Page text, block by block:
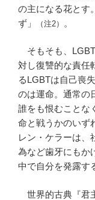
の主になる花とす
ず」
（注2） 。
そもそも、
対し復讐的な責任
るLGBTは自己喪
のは運命。通常の
誰をも恨むことな
命と戦うかのいず
レン・ケラーは、
為など歯牙にもか
中で自分を発露す
世界的古典『君